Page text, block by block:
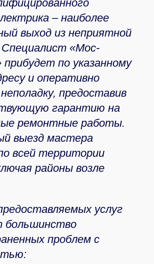
– наиболее
выход из неприятной
«Мос-
по указанному
и оперативно
предоставив
гарантию на
ремонтные работы.
выезд мастера
всей территории
районы возле
услуг
большинство
проблем с